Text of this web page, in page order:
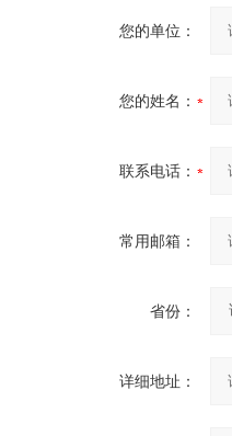
您的单位：
您的姓名：
联系电话：
常用邮箱：
省份：
详细地址：